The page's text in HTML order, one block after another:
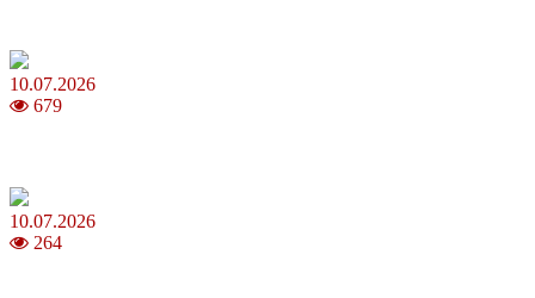
10.07.2026
679
10.07.2026
264